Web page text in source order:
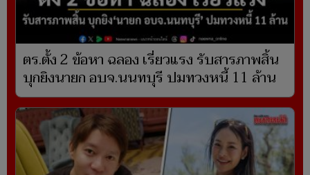
ตร.ตั้ง 2 ข้อหา ฉลอง เรี่ยวแรง รับสารภาพสิ้น
บุกยิงนายก อบจ.นนทบุรี ปมทวงหนี้ 11 ล้าน